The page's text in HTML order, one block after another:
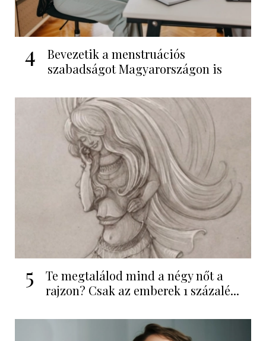
4
Bevezetik a menstruációs
szabadságot Magyarországon is
5
Te megtalálod mind a négy nőt a
rajzon? Csak az emberek 1 százalé...